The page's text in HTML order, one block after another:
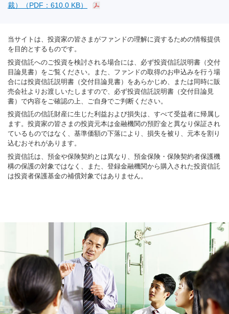
裁）（PDF：610.0 KB）
当サイトは、投資家の皆さまがファンドの理解に資するための情報提供
を目的とするものです。
投資信託へのご投資を検討される場合には、必ず投資信託説明書（交付
目論見書）をご覧ください。また、ファンドの取得のお申込みを行う場
合には投資信託説明書（交付目論見書）をあらかじめ、または同時に販
売会社よりお渡しいたしますので、必ず投資信託説明書（交付目論見
書）で内容をご確認の上、ご自身でご判断ください。
投資信託の信託財産に生じた利益および損失は、すべて受益者に帰属し
ます。投資家の皆さまの投資元本は金融機関の預貯金と異なり保証され
ているものではなく、基準価額の下落により、損失を被り、元本を割り
込むおそれがあります。
投資信託は、預金や保険契約とは異なり、預金保険・保険契約者保護機
構の保護の対象ではなく、また、登録金融機関から購入された投資信託
は投資者保護基金の補償対象ではありません。